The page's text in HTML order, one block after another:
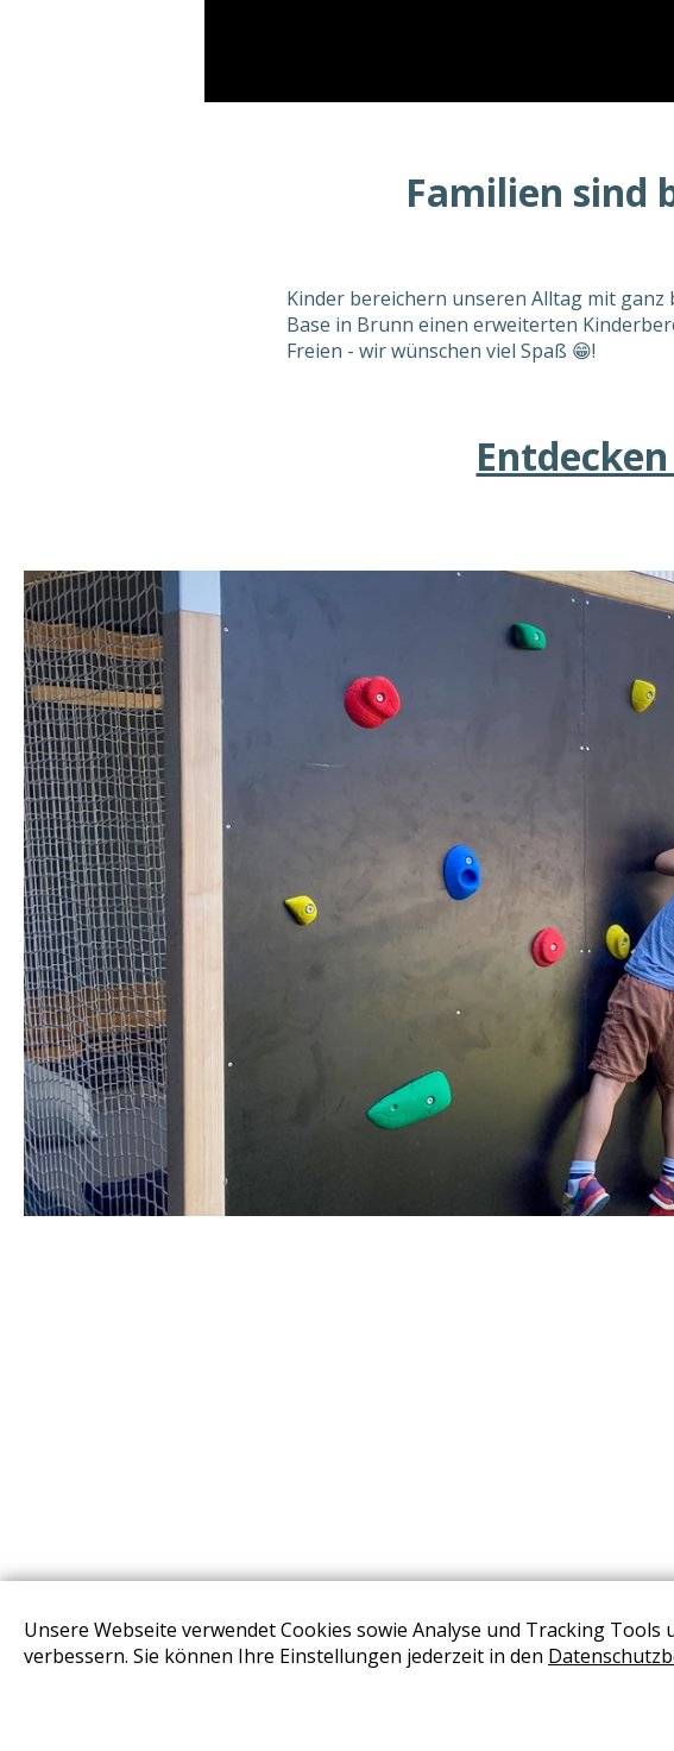
Unsere Webseite verwendet Cookies sowie Analyse und Tracking
verbessern. Sie können Ihre Einstellungen jederzeit in den
Familien sind
Kinder bereichern unseren Alltag mit
Base in Brunn einen erweiterten
Freien - wir wünschen viel Spaß 😁!
STORES